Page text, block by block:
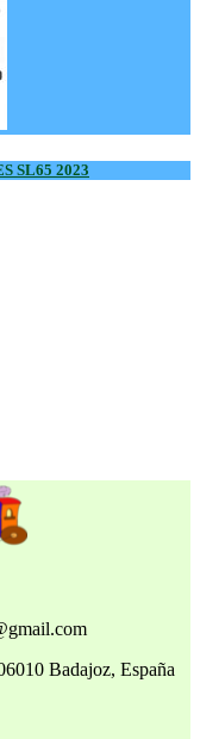
SL65 2023
Badajoz, España